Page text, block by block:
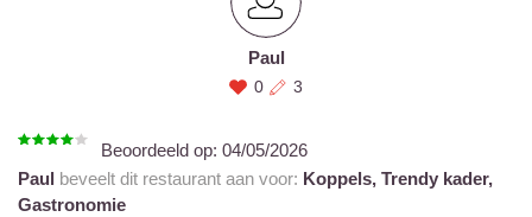
Paul
0 3
Beoordeeld op: 04/05/2026
Paul beveelt dit restaurant aan voor: Koppels, Trendy kader,
Gastronomie